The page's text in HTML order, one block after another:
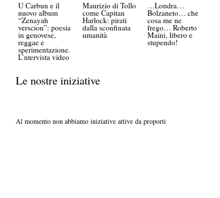
U Carbun e il
nuovo album
“Zenayah
verscion”: poesia
in genovese,
reggae e
sperimentazione.
L’ntervista video
Maurizio di Tollo
come Capitan
Harlock: pirati
dalla sconfinata
umanità
…Londra…
Bolzaneto… che
cosa me ne
frego… Roberto
Maini, libero e
stupendo!
Le nostre iniziative
Al momento non abbiamo iniziative attive da proporti